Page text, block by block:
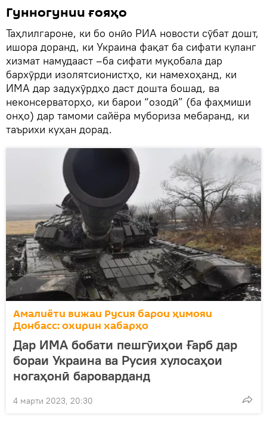
Гунногунии ғояҳо
Таҳлилгароне, ки бо онӣо РИА новости сӯбат дошт,
ишора доранд, ки Украина фақат ба сифати куланг
хизмат намудааст –ба сифати муқобала дар
бархӯрди изолятсионистҳо, ки намехоҳанд, ки
ИМА дар задухӯрдҳо даст дошта бошад, ва
неконсерваторҳо, ки барои “озодӣ” (ба фаҳмиши
онҳо) дар тамоми сайёра мубориза мебаранд, ки
таърихи куҳан дорад.
Амалиёти вижаи Русия барои ҳимояи
Донбасс: охирин хабарҳо
Дар ИМА бобати пешгӯиҳои Ғарб дар
бораи Украина ва Русия хулосаҳои
ногаҳонӣ бароварданд
4 марти 2023, 20:30